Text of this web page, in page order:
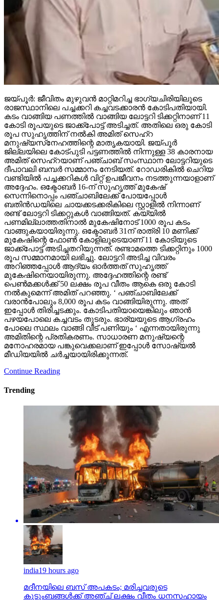
ജയ്പൂര്‍: ജീവിതം മുഴുവന്‍ മാറ്റിമറിച്ച ഭാഗ്യചിരിയിലൂടെ
രാജസ്ഥാനിലെ പച്ചക്കറി കച്ചവടക്കാരന്‍ കോടിപതിയായി.
കടം വാങ്ങിയ പണത്തില്‍ വാങ്ങിയ ലോട്ടറി ടിക്കറ്റിനാണ് 11
കോടി രൂപയുടെ ജാക്ക്‌പോട്ട് അടിച്ചത്. അതിലെ ഒരു കോടി
രൂപ സുഹൃത്തിന് നല്‍കി അമിത് സെഹ്‌റ
മനുഷ്യസ്‌നേഹത്തിന്റെ മാതൃകയായി. ജയ്പൂര്‍
ജില്ലയിലെ കോട്പുടി പട്ടണത്തില്‍ നിന്നുള്ള 38 കാരനായ
അമിത് സെഹ്‌റയാണ് പഞ്ചാബ് സംസ്ഥാന ലോട്ടറിയുടെ
ദീപാവലി ബമ്പര്‍ സമ്മാനം നേടിയത്. റോഡരികില്‍ ചെറിയ
വണ്ടിയില്‍ പച്ചക്കറികള്‍ വിറ്റ് ഉപജീവനം നടത്തുന്നയാളാണ്
അദ്ദേഹം. ഒക്ടോബര്‍ 16-ന് സുഹൃത്ത് മുകേഷ്
സെന്നിനൊപ്പം പഞ്ചാബിലേക്ക് പോയപ്പോള്‍
ബതിന്‍ഡയിലെ ചായക്കടക്കരികിലെ സ്റ്റാളില്‍ നിന്നാണ്
രണ്ട് ലോട്ടറി ടിക്കറ്റുകള്‍ വാങ്ങിയത്. കയ്യില്‍
പണമില്ലാത്തതിനാല്‍ മുകേഷിനോട് 1000 രൂപ കടം
വാങ്ങുകയായിരുന്നു. ഒക്ടോബര്‍ 31ന് രാത്രി 10 മണിക്ക്
മുകേഷിന്റെ ഫോണ്‍ കോളിലൂടെയാണ് 11 കോടിയുടെ
ജാക്ക്‌പോട്ട് അടിച്ചതറിയുന്നത്. രണ്ടാമത്തെ ടിക്കറ്റിനും 1000
രൂപ സമ്മാനമായി ലഭിച്ചു. ലോട്ടറി അടിച്ച വിവരം
അറിഞ്ഞപ്പോള്‍ ആദ്യം ഓര്‍ത്തത് സുഹൃത്ത്
മുകേഷിനെയായിരുന്നു. അദ്ദേഹത്തിന്റെ രണ്ട്
പെണ്‍മക്കള്‍ക്ക് 50 ലക്ഷം രൂപ വീതം ആകെ ഒരു കോടി
നല്‍കുമെന്ന് അമിത് പറഞ്ഞു. ‘ പഞ്ചാബിലേക്ക്
വരാന്‍പോലും 8,000 രൂപ കടം വാങ്ങിയിരുന്നു. അത്
ഇപ്പോള്‍ തിരിച്ചടക്കും. കോടിപതിയായെങ്കിലും ഞാന്‍
പഴയപോലെ കച്ചവടം തുടരും. ഭാര്യയുടെ ആഗ്രഹം
പോലെ സ്ഥലം വാങ്ങി വീട് പണിയും ‘ എന്നതായിരുന്നു
അമിതിന്റെ പ്രതികരണം. സാധാരണ മനുഷ്യന്റെ
മനോഹരമായ പങ്കുവെക്കലാണ് ഇപ്പോള്‍ സോഷ്യല്‍
മീഡിയയില്‍ ചര്‍ച്ചയായിരിക്കുന്നത്.
Continue Reading
Trending
india19 hours ago
മദീനയിലെ ബസ് അപകടം; മരിച്ചവരുടെ
കുടുംബങ്ങള്‍ക്ക് അഞ്ച് ലക്ഷം വീതം ധനസഹായം